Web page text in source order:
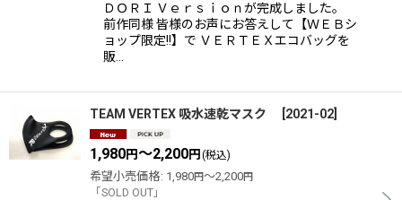
ＤＯＲＩ Ｖｅｒｓｉｏｎが完成しました。
前作同様 皆様のお声にお答えして【ＷＥＢシ
ョップ限定!!】で ＶＥＲＴＥＸエコバッグを
販…
TEAM VERTEX 吸水速乾マスク 2021-02
1,980円～2,200円 (税込)
希望小売価格: 1,980円～2,200円
「SOLD OUT」